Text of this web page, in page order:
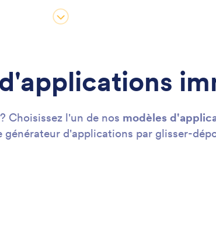
Choisissez l'un de nos modèles
générateur d'applications par glisser-